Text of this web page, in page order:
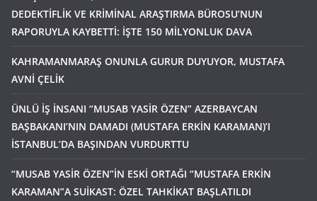
DEDEKTİFLİK VE KRİMİNAL ARAŞTIRMA BÜROSU’NUN
RAPORUYLA KAYBETTİ: İŞTE 150 MİLYONLUK DAVA
KAHRAMANMARAŞ ONUNLA GURUR DUYUYOR, MUSTAFA
AVNİ ÇELİK
ÜNLÜ İŞ İNSANI “MUSAB YASİR ÖZEN” AZERBAYCAN
BAŞBAKANI’NIN DAMADI (MUSTAFA ERKİN KARAMAN)’I
İSTANBUL’DA BAŞINDAN VURDURTTU
“MUSAB YASİR ÖZEN”İN ESKİ ORTAĞI “MUSTAFA ERKİN
KARAMAN”A SUİKAST: ÖZEL TAHKİKAT BAŞLATILDI